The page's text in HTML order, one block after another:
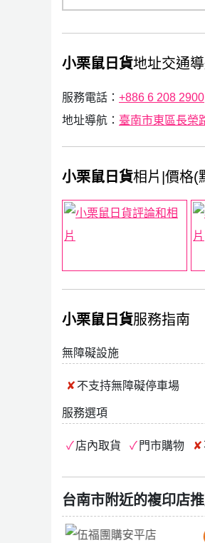
小栗鼠日貨地址交通
服務電話： +886 6 208 2900
地址導航： 臺南市東區長榮
小栗鼠日貨相片|價格(
小栗鼠日貨服務指南
無障礙設施
不支持無障礙停車場
服務選項
店內取貨 門市購物
台南市附近的複印店